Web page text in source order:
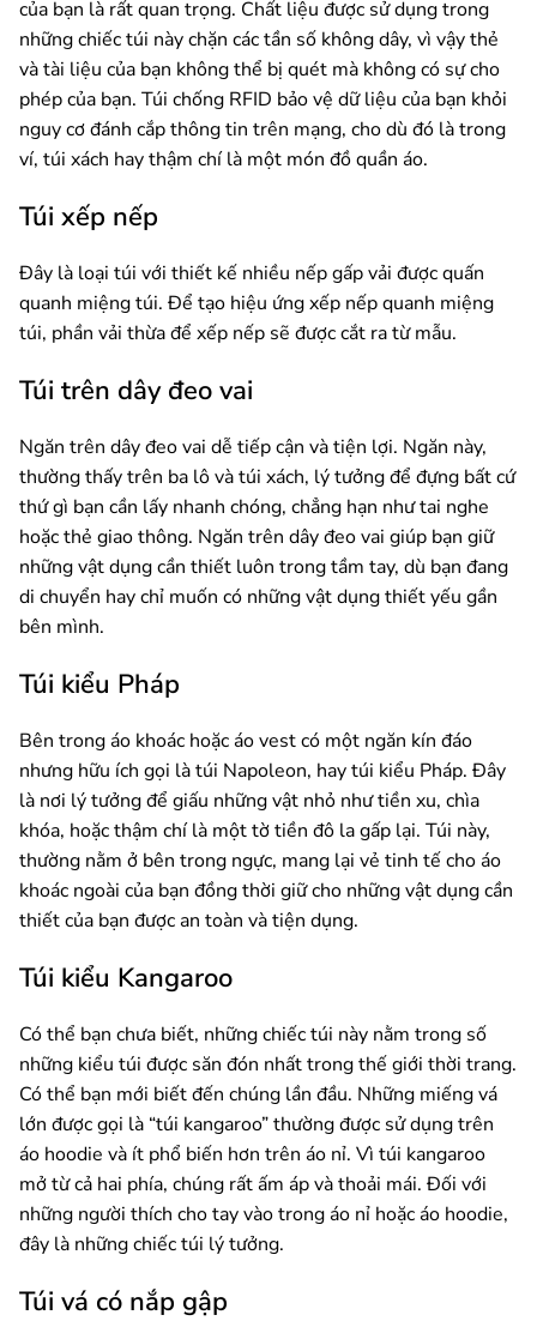
của bạn là rất quan trọng. Chất liệu được sử dụng trong
những chiếc túi này chặn các tần số không dây, vì vậy thẻ
và tài liệu của bạn không thể bị quét mà không có sự cho
phép của bạn. Túi chống RFID bảo vệ dữ liệu của bạn khỏi
nguy cơ đánh cắp thông tin trên mạng, cho dù đó là trong
ví, túi xách hay thậm chí là một món đồ quần áo.
Túi xếp nếp
Đây là loại túi với thiết kế nhiều nếp gấp vải được quấn
quanh miệng túi. Để tạo hiệu ứng xếp nếp quanh miệng
túi, phần vải thừa để xếp nếp sẽ được cắt ra từ mẫu.
Túi trên dây đeo vai
Ngăn trên dây đeo vai dễ tiếp cận và tiện lợi. Ngăn này,
thường thấy trên ba lô và túi xách, lý tưởng để đựng bất cứ
thứ gì bạn cần lấy nhanh chóng, chẳng hạn như tai nghe
hoặc thẻ giao thông. Ngăn trên dây đeo vai giúp bạn giữ
những vật dụng cần thiết luôn trong tầm tay, dù bạn đang
di chuyển hay chỉ muốn có những vật dụng thiết yếu gần
bên mình.
Túi kiểu Pháp
Bên trong áo khoác hoặc áo vest có một ngăn kín đáo
nhưng hữu ích gọi là túi Napoleon, hay túi kiểu Pháp. Đây
là nơi lý tưởng để giấu những vật nhỏ như tiền xu, chìa
khóa, hoặc thậm chí là một tờ tiền đô la gấp lại. Túi này,
thường nằm ở bên trong ngực, mang lại vẻ tinh tế cho áo
khoác ngoài của bạn đồng thời giữ cho những vật dụng cần
thiết của bạn được an toàn và tiện dụng.
Túi kiểu Kangaroo
Có thể bạn chưa biết, những chiếc túi này nằm trong số
những kiểu túi được săn đón nhất trong thế giới thời trang.
Có thể bạn mới biết đến chúng lần đầu. Những miếng vá
lớn được gọi là “túi kangaroo” thường được sử dụng trên
áo hoodie và ít phổ biến hơn trên áo nỉ. Vì túi kangaroo
mở từ cả hai phía, chúng rất ấm áp và thoải mái. Đối với
những người thích cho tay vào trong áo nỉ hoặc áo hoodie,
đây là những chiếc túi lý tưởng.
Túi vá có nắp gập